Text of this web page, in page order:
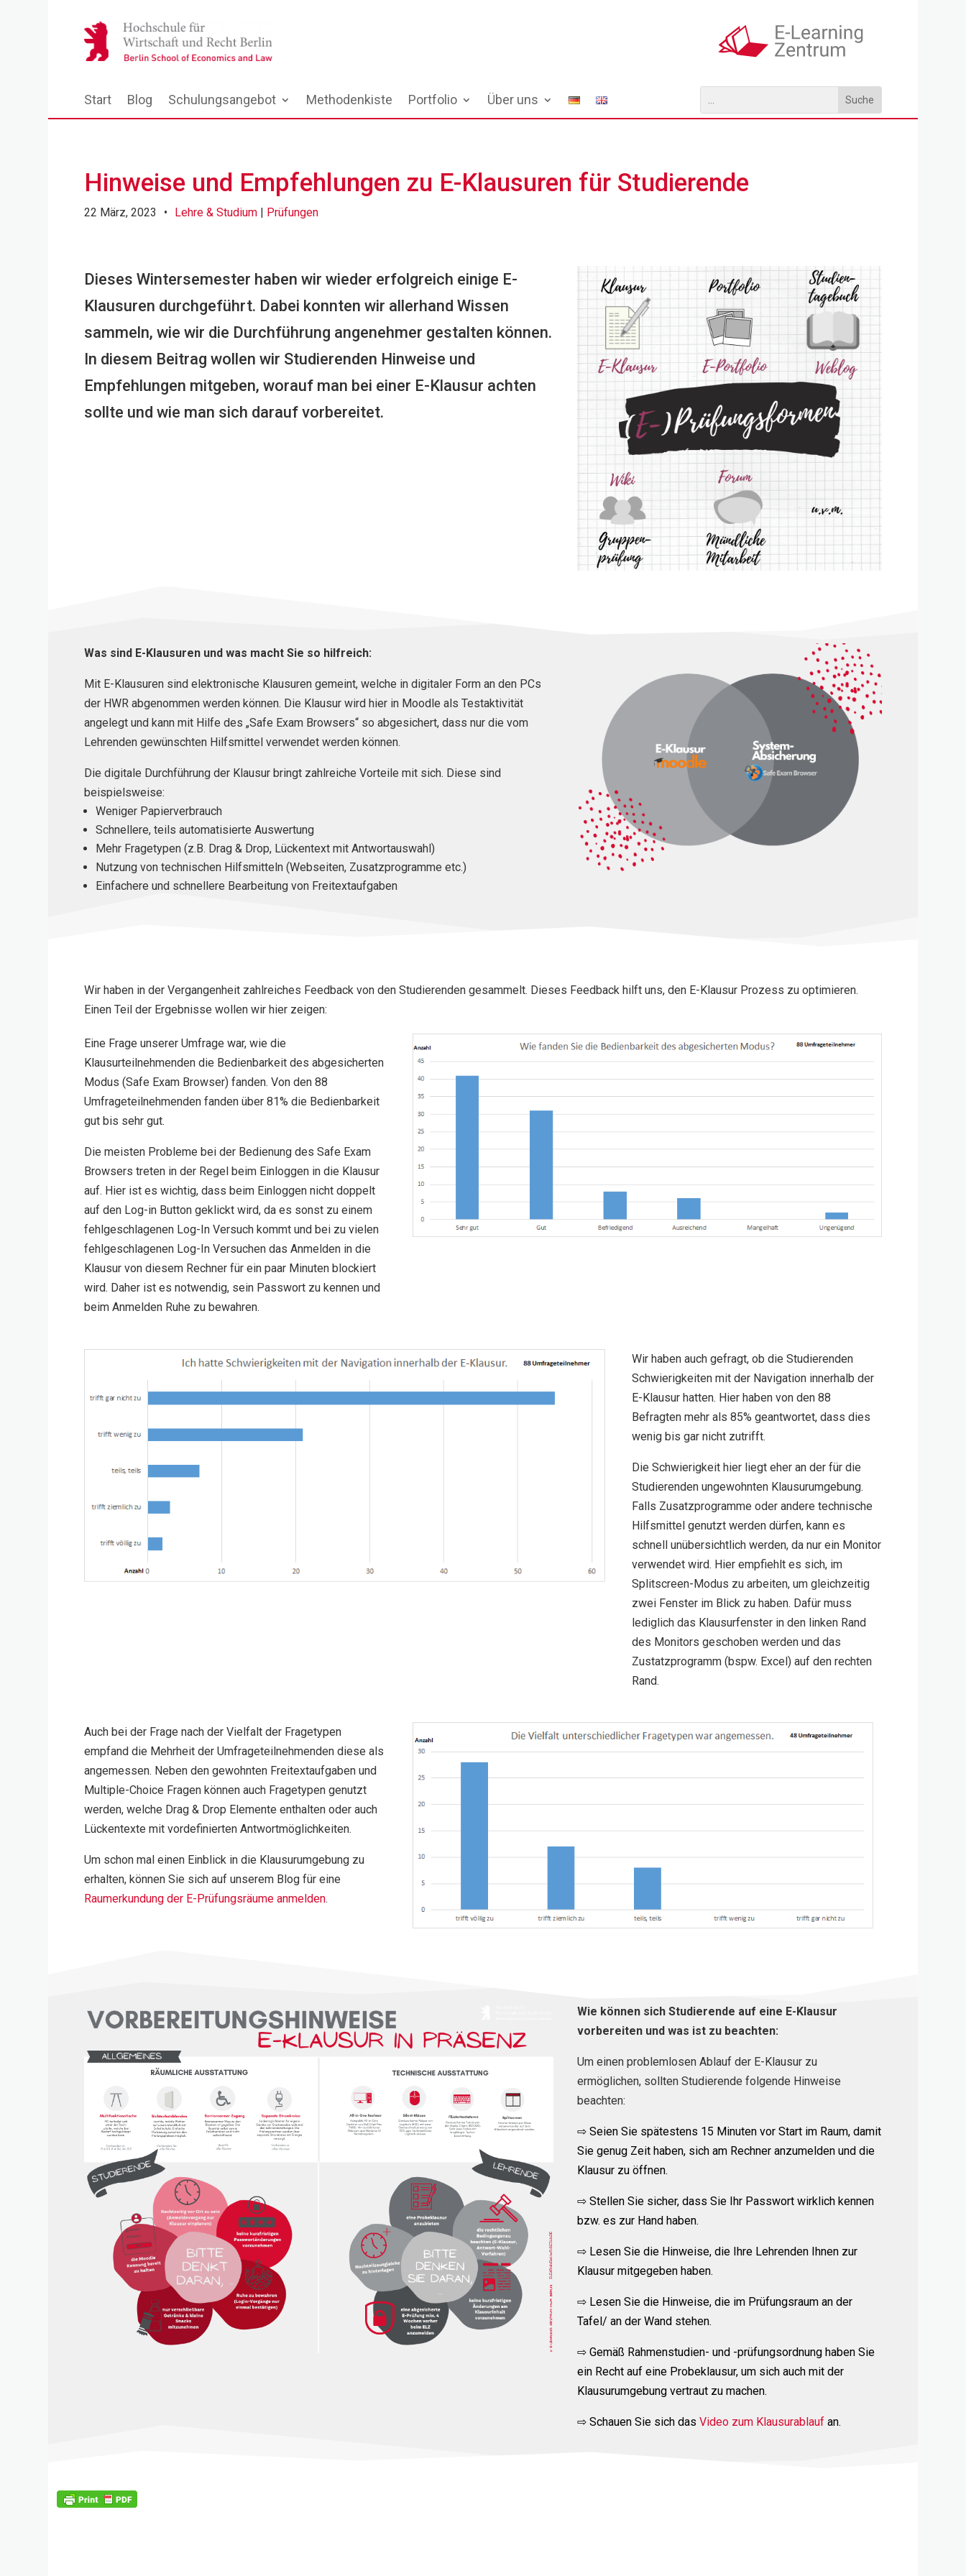
Start Blog Schulungsangebot Methodenkiste Portfolio Über uns
Hinweise und Empfehlungen zu E-Klausuren für Studierende
22 März, 2023 • Lehre & Studium | Prüfungen
Dieses Wintersemester haben wir wieder erfolgreich einige E-
Klausuren durchgeführt. Dabei konnten wir allerhand Wissen
sammeln, wie wir die Durchführung angenehmer gestalten können.
In diesem Beitrag wollen wir Studierenden Hinweise und
Empfehlungen mitgeben, worauf man bei einer E-Klausur achten
sollte und wie man sich darauf vorbereitet.
Was sind E-Klausuren und was macht Sie so hilfreich:
Mit E-Klausuren sind elektronische Klausuren gemeint, welche in digitaler Form an den PCs
der HWR abgenommen werden können. Die Klausur wird hier in Moodle als Testaktivität
angelegt und kann mit Hilfe des „Safe Exam Browsers“ so abgesichert, dass nur die vom
Lehrenden gewünschten Hilfsmittel verwendet werden können.
Die digitale Durchführung der Klausur bringt zahlreiche Vorteile mit sich. Diese sind
beispielsweise:
Weniger Papierverbrauch
Schnellere, teils automatisierte Auswertung
Mehr Fragetypen (z.B. Drag & Drop, Lückentext mit Antwortauswahl)
Nutzung von technischen Hilfsmitteln (Webseiten, Zusatzprogramme etc.)
Einfachere und schnellere Bearbeitung von Freitextaufgaben
Wir haben in der Vergangenheit zahlreiches Feedback von den Studierenden gesammelt. Dieses Feedback hilft uns, den E-Klausur Prozess zu optimieren.
Einen Teil der Ergebnisse wollen wir hier zeigen:
Eine Frage unserer Umfrage war, wie die
Klausurteilnehmenden die Bedienbarkeit des abgesicherten
Modus (Safe Exam Browser) fanden. Von den 88
Umfrageteilnehmenden fanden über 81% die Bedienbarkeit
gut bis sehr gut.
Die meisten Probleme bei der Bedienung des Safe Exam
Browsers treten in der Regel beim Einloggen in die Klausur
auf. Hier ist es wichtig, dass beim Einloggen nicht doppelt
auf den Log-in Button geklickt wird, da es sonst zu einem
fehlgeschlagenen Log-In Versuch kommt und bei zu vielen
fehlgeschlagenen Log-In Versuchen das Anmelden in die
Klausur von diesem Rechner für ein paar Minuten blockiert
wird. Daher ist es notwendig, sein Passwort zu kennen und
beim Anmelden Ruhe zu bewahren.
Wir haben auch gefragt, ob die Studierenden
Schwierigkeiten mit der Navigation innerhalb der
E-Klausur hatten. Hier haben von den 88
Befragten mehr als 85% geantwortet, dass dies
wenig bis gar nicht zutrifft.
Die Schwierigkeit hier liegt eher an der für die
Studierenden ungewohnten Klausurumgebung.
Falls Zusatzprogramme oder andere technische
Hilfsmittel genutzt werden dürfen, kann es
schnell unübersichtlich werden, da nur ein Monitor
verwendet wird. Hier empfiehlt es sich, im
Splitscreen-Modus zu arbeiten, um gleichzeitig
zwei Fenster im Blick zu haben. Dafür muss
lediglich das Klausurfenster in den linken Rand
des Monitors geschoben werden und das
Zustatzprogramm (bspw. Excel) auf den rechten
Rand.
Auch bei der Frage nach der Vielfalt der Fragetypen
empfand die Mehrheit der Umfrageteilnehmenden diese als
angemessen. Neben den gewohnten Freitextaufgaben und
Multiple-Choice Fragen können auch Fragetypen genutzt
werden, welche Drag & Drop Elemente enthalten oder auch
Lückentexte mit vordefinierten Antwortmöglichkeiten.
Um schon mal einen Einblick in die Klausurumgebung zu
erhalten, können Sie sich auf unserem Blog für eine
Raumerkundung der E-Prüfungsräume anmelden.
Wie können sich Studierende auf eine E-Klausur
vorbereiten und was ist zu beachten:
Um einen problemlosen Ablauf der E-Klausur zu
ermöglichen, sollten Studierende folgende Hinweise
beachten:
⇨ Seien Sie spätestens 15 Minuten vor Start im Raum, damit
Sie genug Zeit haben, sich am Rechner anzumelden und die
Klausur zu öffnen.
⇨ Stellen Sie sicher, dass Sie Ihr Passwort wirklich kennen
bzw. es zur Hand haben.
⇨ Lesen Sie die Hinweise, die Ihre Lehrenden Ihnen zur
Klausur mitgegeben haben.
⇨ Lesen Sie die Hinweise, die im Prüfungsraum an der
Tafel/ an der Wand stehen.
⇨ Gemäß Rahmenstudien- und -prüfungsordnung haben Sie
ein Recht auf eine Probeklausur, um sich auch mit der
Klausurumgebung vertraut zu machen.
⇨ Schauen Sie sich das Video zum Klausurablaufan.